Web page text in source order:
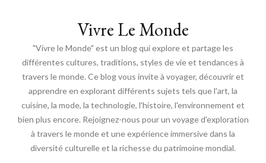
Vivre Le Monde
"Vivre le Monde" est un blog qui explore et partage les
différentes cultures, traditions, styles de vie et tendances à
travers le monde. Ce blog vous invite à voyager, découvrir et
apprendre en explorant différents sujets tels que l'art, la
cuisine, la mode, la technologie, l'histoire, l'environnement et
bien plus encore. Rejoignez-nous pour un voyage d'exploration
à travers le monde et une expérience immersive dans la
diversité culturelle et la richesse du patrimoine mondial.